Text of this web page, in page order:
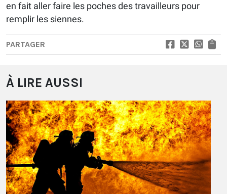
en fait aller faire les poches des travailleurs pour
remplir les siennes.
PARTAGER
À LIRE AUSSI